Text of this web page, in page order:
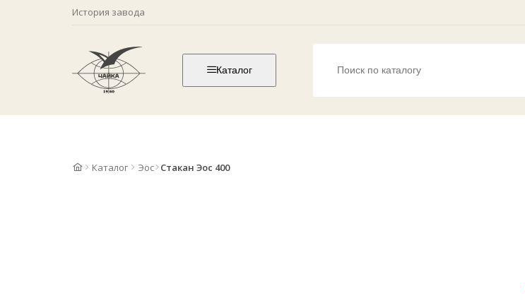
История завода
Каталог
Каталог Эос Стакан Эос 400